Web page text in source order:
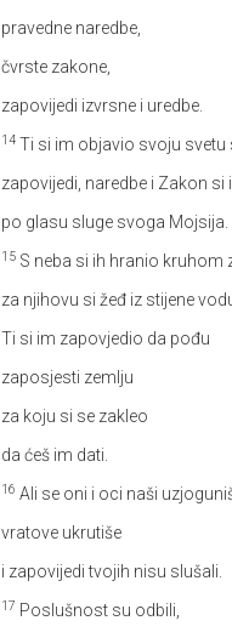
pravedne naredbe,
čvrste zakone,
zapovijedi izvrsne i uredbe.
14 Ti si im objavio svoju svetu
zapovijedi, naredbe i Zakon
po glasu sluge svoga Mojsija.
15 S neba si ih hranio kruhom
za njihovu si žeđ iz stijene
Ti si im zapovjedio da pođu
zaposjesti zemlju
za koju si se zakleo
da ćeš im dati.
16 Ali se oni i oci naši
vratove ukrutiše
i zapovijedi tvojih nisu slušali.
17 Poslušnost su odbili,